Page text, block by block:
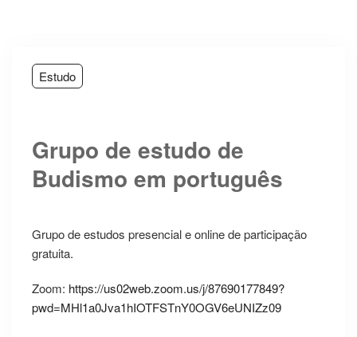
Estudo
Grupo de estudo de
Budismo em português
Grupo de estudos presencial e online de participação
gratuita.
Zoom: https://us02web.zoom.us/j/87690177849?
pwd=MHl1a0Jva1hIOTFSTnY0OGV6eUNIZz09